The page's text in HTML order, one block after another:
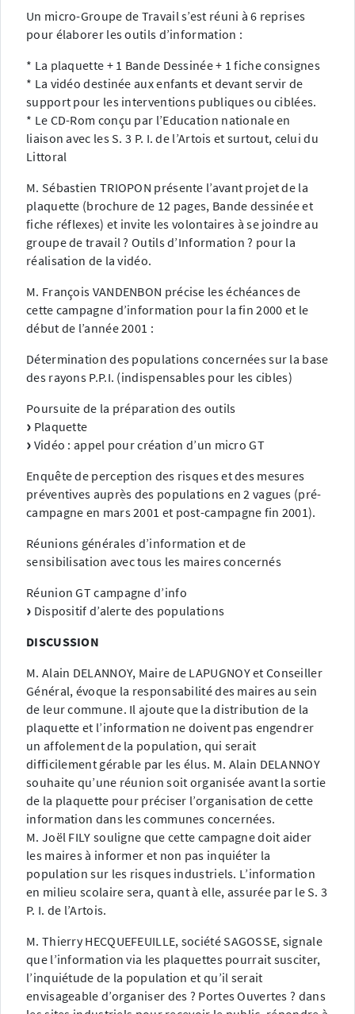
Un micro-Groupe de Travail s’est réuni à 6 reprises
pour élaborer les outils d’information :
* La plaquette + 1 Bande Dessinée + 1 fiche consignes
* La vidéo destinée aux enfants et devant servir de
support pour les interventions publiques ou ciblées.
* Le CD-Rom conçu par l’Education nationale en
liaison avec les S. 3 P. I. de l’Artois et surtout, celui du
Littoral
M. Sébastien TRIOPON présente l’avant projet de la
plaquette (brochure de 12 pages, Bande dessinée et
fiche réflexes) et invite les volontaires à se joindre au
groupe de travail ? Outils d’Information ? pour la
réalisation de la vidéo.
M. François VANDENBON précise les échéances de
cette campagne d’information pour la fin 2000 et le
début de l’année 2001 :
Détermination des populations concernées sur la base
des rayons P.P.I. (indispensables pour les cibles)
Poursuite de la préparation des outils
Plaquette
Vidéo : appel pour création d’un micro GT
Enquête de perception des risques et des mesures
préventives auprès des populations en 2 vagues (pré-
campagne en mars 2001 et post-campagne fin 2001).
Réunions générales d’information et de
sensibilisation avec tous les maires concernés
Réunion GT campagne d’info
Dispositif d’alerte des populations
DISCUSSION
M. Alain DELANNOY, Maire de LAPUGNOY et Conseiller
Général, évoque la responsabilité des maires au sein
de leur commune. Il ajoute que la distribution de la
plaquette et l’information ne doivent pas engendrer
un affolement de la population, qui serait
difficilement gérable par les élus. M. Alain DELANNOY
souhaite qu’une réunion soit organisée avant la sortie
de la plaquette pour préciser l’organisation de cette
information dans les communes concernées.
M. Joël FILY souligne que cette campagne doit aider
les maires à informer et non pas inquiéter la
population sur les risques industriels. L’information
en milieu scolaire sera, quant à elle, assurée par le S. 3
P. I. de l’Artois.
M. Thierry HECQUEFEUILLE, société SAGOSSE, signale
que l’information via les plaquettes pourrait susciter,
l’inquiétude de la population et qu’il serait
envisageable d’organiser des ? Portes Ouvertes ? dans